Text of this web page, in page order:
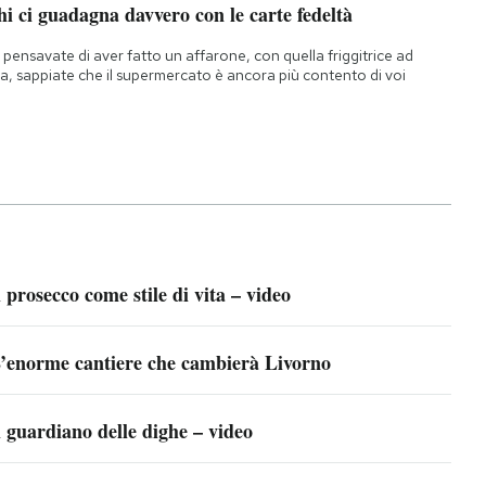
ci guadagna davvero con le carte fedeltà
pensavate di aver fatto un affarone, con quella friggitrice ad
sappiate che il supermercato è ancora più contento di voi
come stile di vita – video
cantiere che cambierà Livorno
delle dighe – video